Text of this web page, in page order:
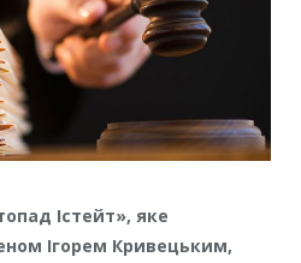
Істейт», яке
Ігорем Кривецьким,